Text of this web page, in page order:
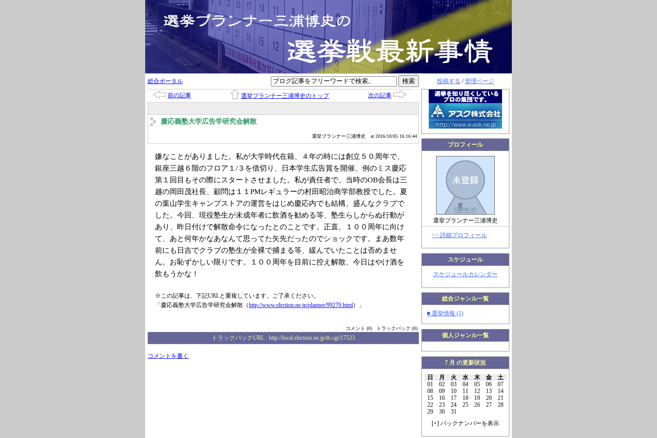
投稿する /管理ページ
プロフィール
選挙プランナー三浦博史
>> 詳細プロフィール
スケジュール
スケジュールカレンダー
総合ジャンル一覧
■ 選挙情報 (1)
個人ジャンル一覧
7 月 の更新状況
日 月 火 水 木 金
土
01
02 03 04 05 06
07
08
09 10 11 12 13
14
15
16 17 18 19 20
21
22
23 24 25 26 27
28
29
30
31
[+] バックナンバーを表示
総合ポータル
前の記事 選挙プランナー三浦博史のトップ 次の記事
慶応義塾大学広告学研究会解散
選挙プランナー三浦博史 at 2016/10/05 16:16:44
嫌なことがありました。私が大学時代在籍、４年の時には創立５０周年で、
銀座三越６階のフロア１/３を借切り、日本学生広告賞を開催、例のミス慶応
第１回目もその際にスタートさせました。私が責任者で、当時のOB会長は三
越の岡田茂社長、顧問は１１PMレギュラーの村田昭治商学部教授でした。夏
の葉山学生キャンプストアの運営をはじめ慶応内でも結構、盛んなクラブで
した。今回、現役塾生が未成年者に飲酒を勧める等、塾生らしからぬ行動が
あり、昨日付けで解散命令になったとのことです。正直、１００周年に向け
て、あと何年かなあなんて思ってた矢先だったのでショックです。まあ数年
前にも日吉でクラブの塾生が全裸で捕まる等、緩んでいたことは否めませ
ん。お恥ずかしい限りです。１００周年を目前に控え解散、今日はやけ酒を
飲もうかな！
※この記事は、下記URLと重複しています。ご了承ください。
「慶応義塾大学広告学研究会解散（http://www.election.ne.jp/planner/99279.html）」
コメント (0) トラックバック (0)
トラックバックURL : http://local.election.ne.jp/tb.cgi/17523
コメントを書く